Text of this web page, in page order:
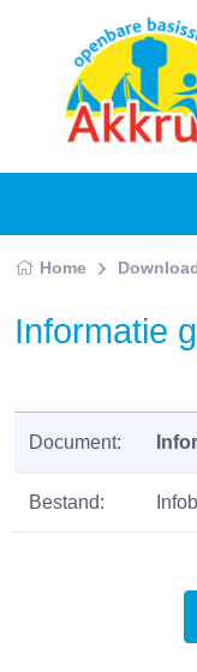
Home
Informatie
Document:
Bestand: